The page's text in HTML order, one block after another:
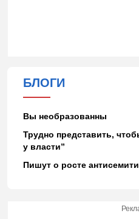
БЛОГИ
Вы необразованны
Трудно представить,
у власти”
Пишут о росте